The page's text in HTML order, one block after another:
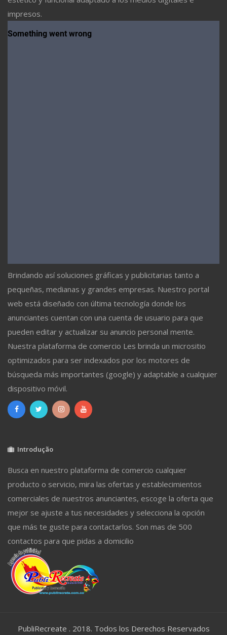
impresos.
Brindando así soluciones gráficas y publicitarias tanto a
pequeñas, medianas y grandes empresas. Nuestro portal
web está diseñado con última tecnología donde los
anunciantes cuentan con una cuenta de usuario para que
pueden editar y actualizar su anuncio personal mente.
Nuestra plataforma de comercio Les brinda un micrositio
optimizados para ser indexados por los motores de
búsqueda más importantes (google) y adaptable a cualquier
dispositivo móvil.
Introdução
Busca en nuestro plataforma de comercio cualquier
producto o servicio, mira las ofertas y establecimientos
comerciales de nuestros anunciantes, escoge la oferta que
mejor se ajuste a tus necesidades y selecciona la opción
que más te guste para contactarlos. Son mas de 500
contactos para que pidas a domicilio
PubliRecreate . 2018. Todos los Derechos Reservados